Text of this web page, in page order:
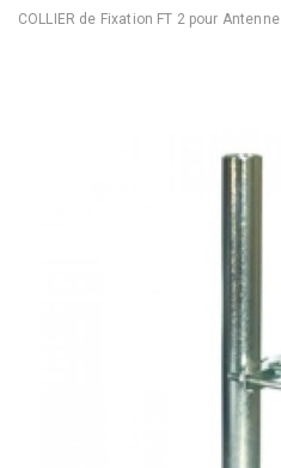
COLLIER de Fixation FT 2 pour Antenne